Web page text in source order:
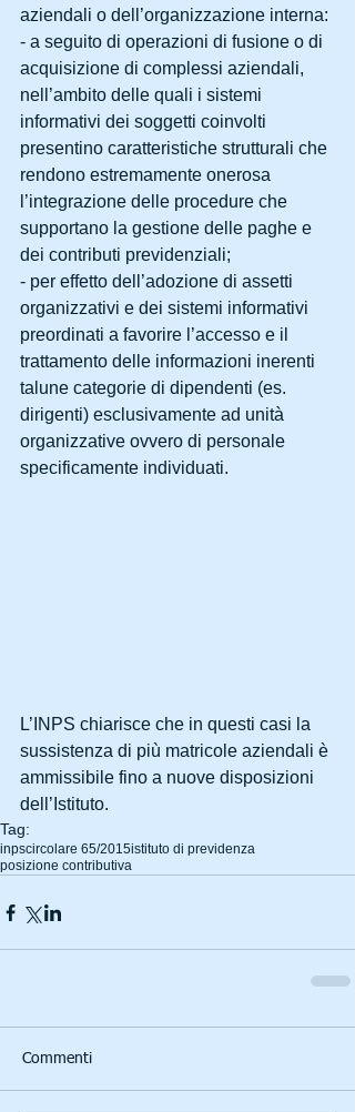
aziendali o dell’organizzazione interna:
- a seguito di operazioni di fusione o di
acquisizione di complessi aziendali,
nell’ambito delle quali i sistemi
informativi dei soggetti coinvolti
presentino caratteristiche strutturali che
rendono estremamente onerosa
l’integrazione delle procedure che
supportano la gestione delle paghe e
dei contributi previdenziali;
- per effetto dell’adozione di assetti
organizzativi e dei sistemi informativi
preordinati a favorire l’accesso e il
trattamento delle informazioni inerenti
talune categorie di dipendenti (es.
dirigenti) esclusivamente ad unità
organizzative ovvero di personale
specificamente individuati.
L’INPS chiarisce che in questi casi la
sussistenza di più matricole aziendali è
ammissibile fino a nuove disposizioni
dell’Istituto.
Tag:
inpscircolare 65/2015istituto di previdenza
posizione contributiva
Commenti